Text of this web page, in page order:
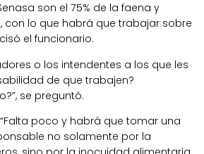
son el 75% de la faena y
con lo que habrá que trabajar sobre
el funcionario.
o los intendentes a los que les
de que trabajen?
se preguntó.
poco y habrá que tomar una
no solamente por la